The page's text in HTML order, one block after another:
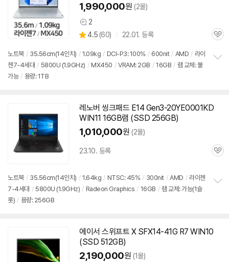
1,990,000원 (2몰)
상
품
견
2
별
점
4.5 (상
리
뷰
60) 22.01. 등록
관
노트북 / 35.56cm(14인치) / 1.09kg / DCI-P3: 100% / 600nit / AMD / 라이
젠7-4세대 / 5800U (1.9GHz) / MX450 / VRAM: 2GB / 16GB / 램 교체: 불
가능 / 용량: 1TB
레노버 씽크패드 E14 Gen3-20YE0001KD
WIN11 16GB램 (SSD 256GB)
1,010,000원 (2몰)
23.10. 등록
관
노트북 / 35.56cm(14인치) / 1.64kg / NTSC: 45% / 300nit / AMD / 라이젠
7-4세대 / 5800U (1.9GHz) / Radeon Graphics / 16GB / 램 교체: 가능(1슬
롯) / 용량: 256GB
에이서 스위프트 X SFX14-41G R7 WIN10
(SSD 512GB)
2,190,000원 (1몰)
세부정보 열기/접기